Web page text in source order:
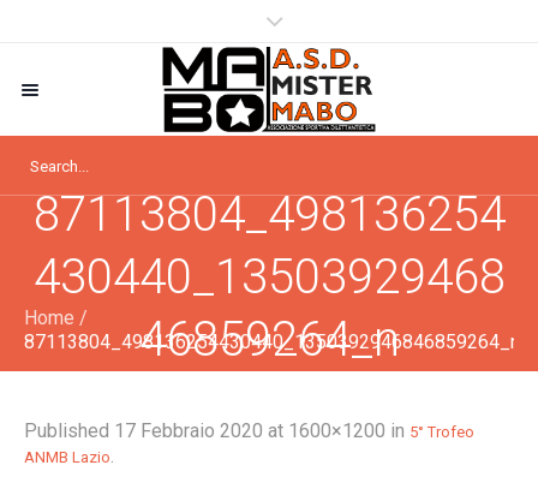
87113804_498136254
430440_13503929468
46859264_n
Home /
87113804_498136254430440_1350392946846859264_n
Published 17 Febbraio 2020 at 1600×1200 in 5° Trofeo
ANMB Lazio.